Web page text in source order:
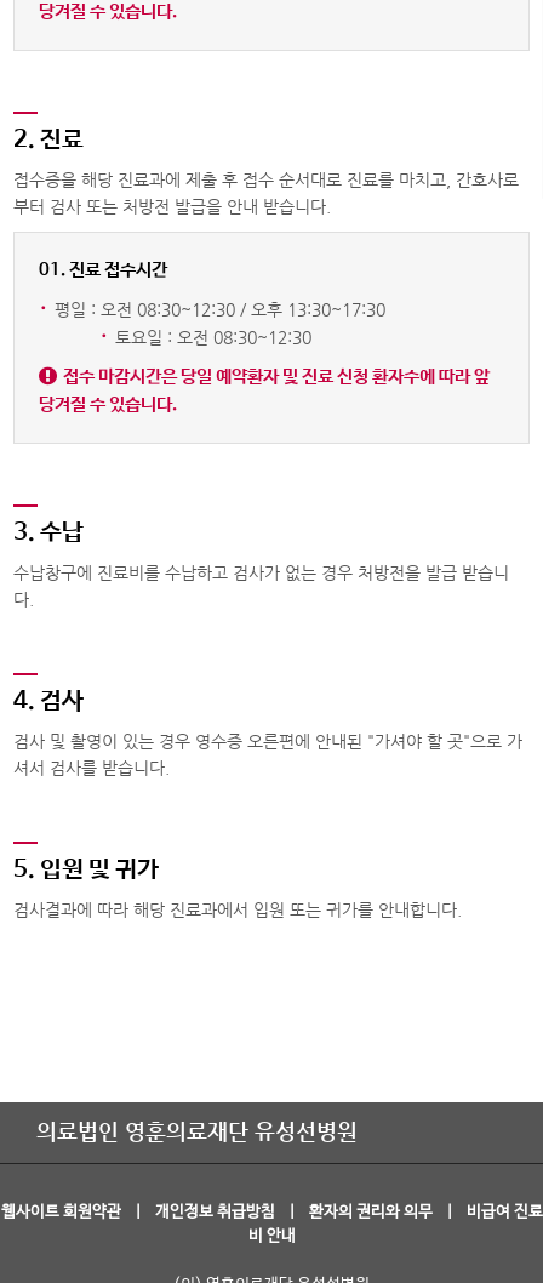
당겨질 수 있습니다.
2. 진료
접수증을 해당 진료과에 제출 후 접수 순서대로 진료를 마치고, 간호사로
부터 검사 또는 처방전 발급을 안내 받습니다.
01. 진료 접수시간
· 평일 : 오전 08:30~12:30 / 오후 13:30~17:30
· 토요일 : 오전 08:30~12:30
접수 마감시간은 당일 예약환자 및 진료 신청 환자수에 따라 앞
당겨질 수 있습니다.
3. 수납
수납창구에 진료비를 수납하고 검사가 없는 경우 처방전을 발급 받습니
다.
4. 검사
검사 및 촬영이 있는 경우 영수증 오른편에 안내된 "가셔야 할 곳"으로 가
셔서 검사를 받습니다.
5. 입원 및 귀가
검사결과에 따라 해당 진료과에서 입원 또는 귀가를 안내합니다.
의료법인 영훈의료재단 유성선병원
웹사이트 회원약관| 개인정보 취급방침 환자의 권리와 의무| 비급여 진료
비 안내